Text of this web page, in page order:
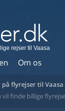
Om os
rejser til Vaasa
flyrejser til Vaasa
finde billige